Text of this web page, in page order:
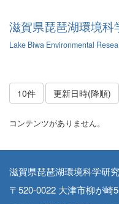
滋賀県琵琶湖環境科
Lake Biwa Environmental
10件 更新日時(降順)
コンテンツがありません。
滋賀県琵琶湖環境科学研
〒520-0022 大津市柳が崎